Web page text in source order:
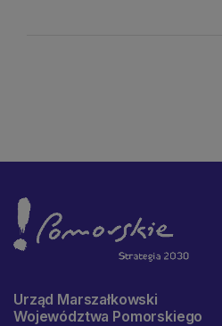
Urząd Marszałkowski
Województwa Pomorskiego